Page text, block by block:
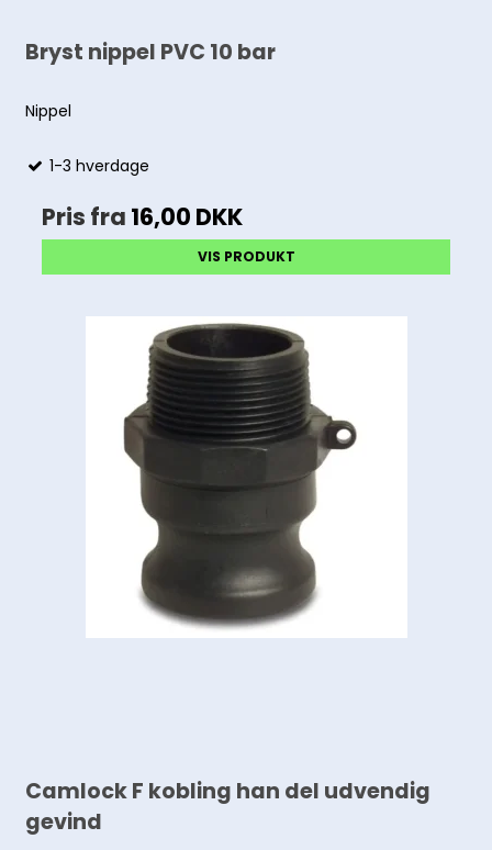
Bryst nippel PVC 10 bar
Nippel
1-3 hverdage
Pris fra 16,00 DKK
VIS PRODUKT
Camlock F kobling han del udvendig
gevind